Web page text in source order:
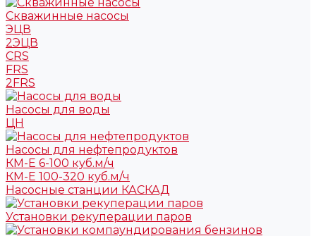
Скважинные насосы
ЭЦВ
2ЭЦВ
CRS
FRS
2FRS
Насосы для воды
ЦН
Насосы для нефтепродуктов
КМ-Е 6-100 куб.м/ч
КМ-Е 100-320 куб.м/ч
Насосные станции КАСКАД
Установки рекуперации паров